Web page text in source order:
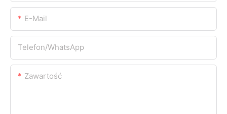
E-Mail
Telefon/WhatsApp
Zawartość